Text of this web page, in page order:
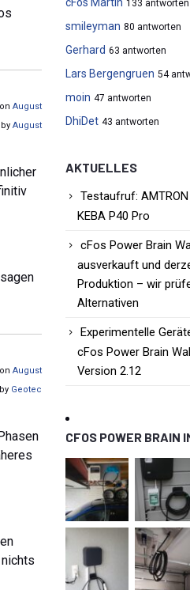
August
August
August
Geotec
133 antworten
smileyman 80 antworten
Gerhard 63 antworten
Lars Bergengruen 54
moin 47 antworten
DhiDet 43 antworten
AKTUELLES
Testaufruf:
KEBA P40 Pro
cFos Power Brain
ausverkauft und
Produktion – wir
Alternativen
Experimentelle
cFos Power Brain
Version 2.12
CFOS POWER BRAIN